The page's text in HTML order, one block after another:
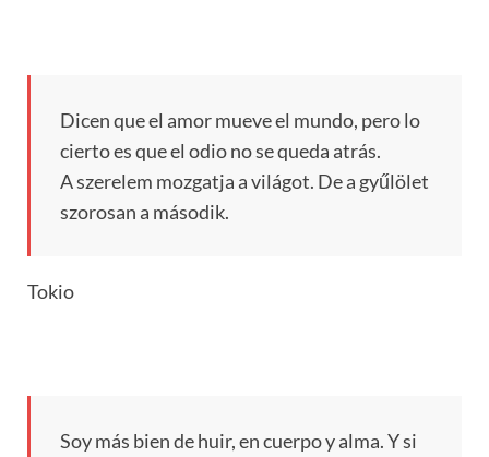
Dicen que el amor mueve el mundo, pero lo
cierto es que el odio no se queda atrás.
A szerelem mozgatja a világot. De a gyűlölet
szorosan a második.
Tokio
Soy más bien de huir, en cuerpo y alma. Y si